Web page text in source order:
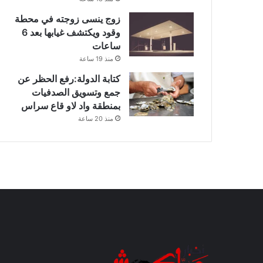
زوج ينسى زوجته في محطة
وقود ويكتشف غيابها بعد 6
ساعات
منذ 19 ساعة
كتابة الدولة:رفع الحظر عن
جمع وتسويق الصدفيات
بمنطقة واد لاو قاع سراس
منذ 20 ساعة